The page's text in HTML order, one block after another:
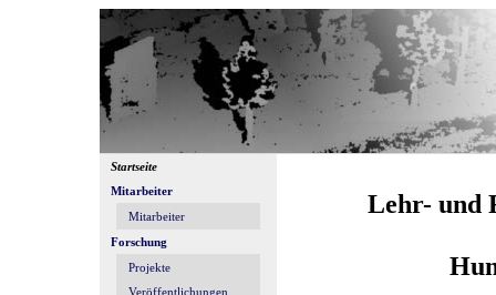
Lehr- und
Startseite
Mitarbeiter
Mitarbeiter
Forschung
Projekte
Veröffentlichungen